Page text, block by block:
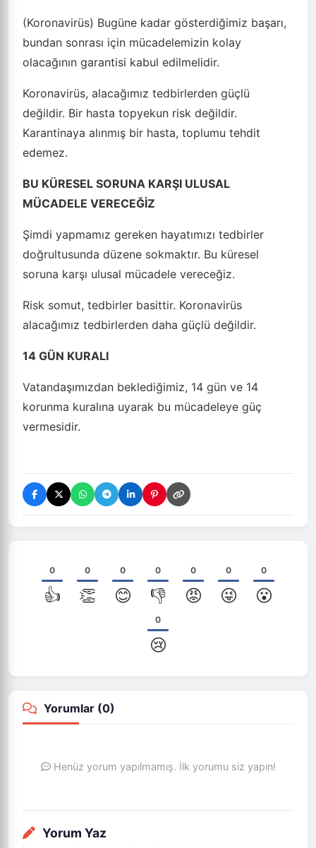
(Koronavirüs) Bugüne kadar gösterdiğimiz başarı,
bundan sonrası için mücadelemizin kolay
olacağının garantisi kabul edilmelidir.
Koronavirüs, alacağımız tedbirlerden güçlü
değildir. Bir hasta topyekun risk değildir.
Karantinaya alınmış bir hasta, toplumu tehdit
edemez.
BU KÜRESEL SORUNA KARŞI ULUSAL
MÜCADELE VERECEĞİZ
Şimdi yapmamız gereken hayatımızı tedbirler
doğrultusunda düzene sokmaktır. Bu küresel
soruna karşı ulusal mücadele vereceğiz.
Risk somut, tedbirler basittir. Koronavirüs
alacağımız tedbirlerden daha güçlü değildir.
14 GÜN KURALI
Vatandaşımızdan beklediğimiz, 14 gün ve 14
korunma kuralına uyarak bu mücadeleye güç
vermesidir.
0
👍
0
👏
0
😊
0
👎
0
😡
0
😜
0
😮
0
😢
Yorumlar (0)
Henüz yorum yapılmamış. İlk yorumu siz yapın!
Yorum Yaz